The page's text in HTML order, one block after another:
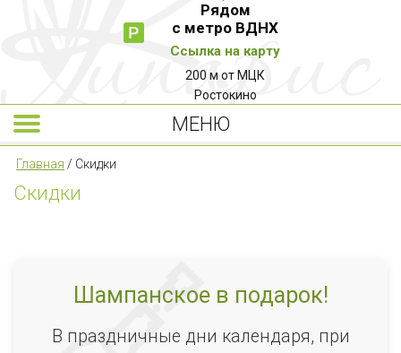
Рядом
с метро ВДНХ
Ссылка на карту
200 м от МЦК
Ростокино
МЕНЮ
Главная / Скидки
Скидки
Шампанское в подарок!
В праздничные дни календаря, при